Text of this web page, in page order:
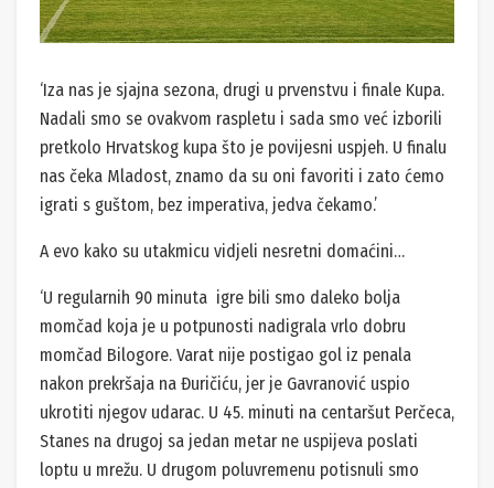
‘Iza nas je sjajna sezona, drugi u prvenstvu i finale Kupa.
Nadali smo se ovakvom raspletu i sada smo već izborili
pretkolo Hrvatskog kupa što je povijesni uspjeh. U finalu
nas čeka Mladost, znamo da su oni favoriti i zato ćemo
igrati s guštom, bez imperativa, jedva čekamo.’
A evo kako su utakmicu vidjeli nesretni domaćini…
‘U regularnih 90 minuta igre bili smo daleko bolja
momčad koja je u potpunosti nadigrala vrlo dobru
momčad Bilogore. Varat nije postigao gol iz penala
nakon prekršaja na Đuričiću, jer je Gavranović uspio
ukrotiti njegov udarac. U 45. minuti na centaršut Perčeca,
Stanes na drugoj sa jedan metar ne uspijeva poslati
loptu u mrežu. U drugom poluvremenu potisnuli smo